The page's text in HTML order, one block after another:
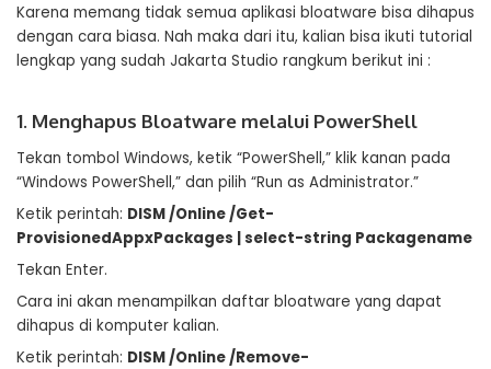
Karena memang tidak semua aplikasi bloatware bisa dihapus
dengan cara biasa. Nah maka dari itu, kalian bisa ikuti tutorial
lengkap yang sudah Jakarta Studio rangkum berikut ini :
1. Menghapus Bloatware melalui PowerShell
Tekan tombol Windows, ketik “PowerShell,” klik kanan pada
“Windows PowerShell,” dan pilih “Run as Administrator.”
Ketik perintah: DISM /Online /Get-
ProvisionedAppxPackages | select-string Packagename
Tekan Enter.
Cara ini akan menampilkan daftar bloatware yang dapat
dihapus di komputer kalian.
Ketik perintah: DISM /Online /Remove-